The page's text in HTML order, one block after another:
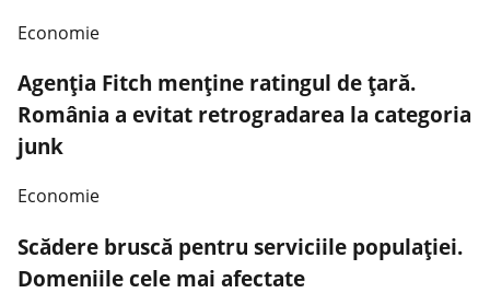
Economie
Agenția Fitch menține ratingul de țară.
România a evitat retrogradarea la categoria
junk
Economie
Scădere bruscă pentru serviciile populației.
Domeniile cele mai afectate